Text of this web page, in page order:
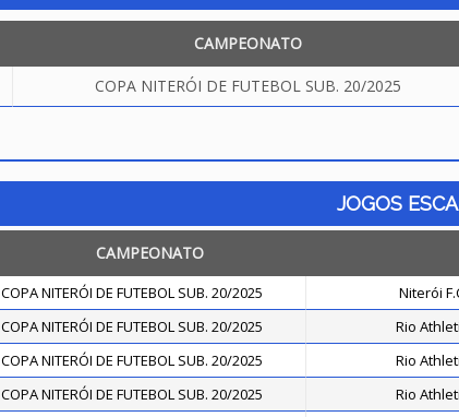
CAMPEONATO
COPA NITERÓI DE FUTEBOL SUB. 20/2025
JOGOS
CAMPEONATO
COPA NITERÓI DE FUTEBOL SUB. 20/2025 Niterói
COPA NITERÓI DE FUTEBOL SUB. 20/2025 Rio
COPA NITERÓI DE FUTEBOL SUB. 20/2025 Rio
COPA NITERÓI DE FUTEBOL SUB. 20/2025 Rio